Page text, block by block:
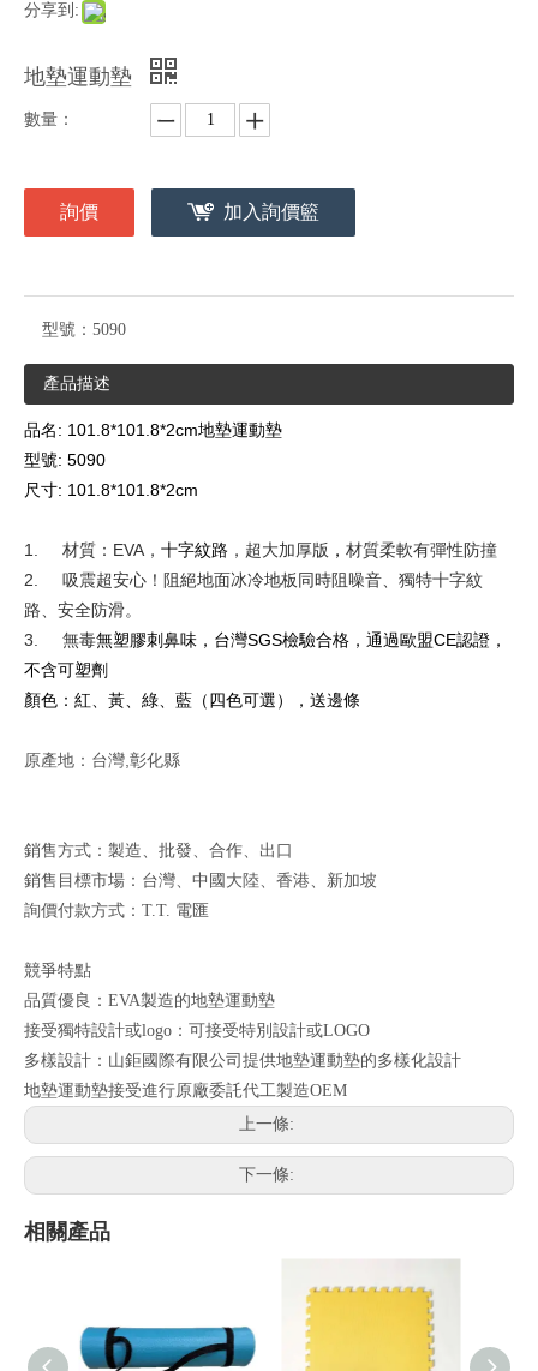
分享到:
地墊運動墊
數量：
詢價 加入詢價籃
型號： 5090
產品描述
品名 : 101.8*101.8*2cm地墊運動墊
型號: 5090
尺寸: 101.8*101.8*2cm
1. 材質： EVA， 十字紋路 ，超大加厚版 ， 材質柔軟有彈性防撞
2. 吸震超安心！阻絕地面冰冷地板同時阻噪音、獨特十字紋
路、安全防滑。
3. 無毒無塑膠刺鼻味，台灣SGS檢驗合格，通過歐盟CE認證，
不含可塑劑
顏色：紅、黃、綠、藍（四色可選），送邊條
原產地：台灣,彰化縣
銷售方式：製造、批發、合作、出口
銷售目標市場：台灣、中國大陸、香港、新加坡
詢價付款方式：T.T. 電匯
競爭特點
品質優良：EVA製造的地墊運動墊
接受獨特設計或logo：可接受特別設計或LOGO
多樣設計：山鉅國際有限公司提供地墊運動墊的多樣化設計
地墊運動墊接受進行原廠委託代工製造OEM
上一條:
下一條:
相關產品